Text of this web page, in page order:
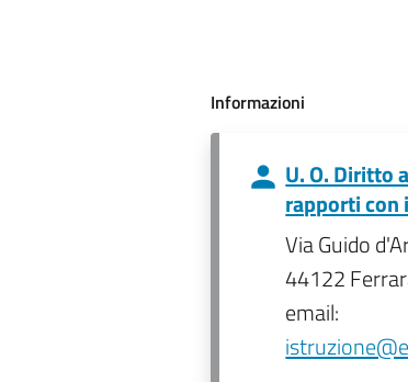
Informazioni
U. O. Diritto
rapporti
Via Guido
44122
email: